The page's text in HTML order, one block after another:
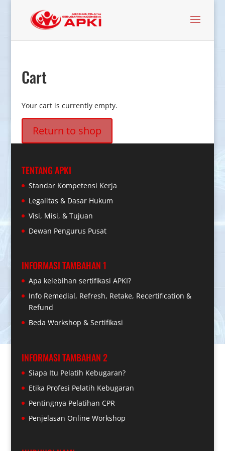
Cart
Your cart is currently empty.
Return to shop
TENTANG APKI
Standar Kompetensi Kerja
Legalitas & Dasar Hukum
Visi, Misi, & Tujuan
Dewan Pengurus Pusat
INFORMASI TAMBAHAN 1
Apa kelebihan sertifikasi APKI?
Info Remedial, Refresh, Retake, Recertification &
Refund
Beda Workshop & Sertifikasi
INFORMASI TAMBAHAN 2
Siapa Itu Pelatih Kebugaran?
Etika Profesi Pelatih Kebugaran
Pentingnya Pelatihan CPR
Penjelasan Online Workshop